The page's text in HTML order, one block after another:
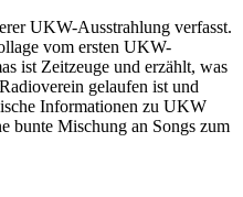
UKW-Ausstrahlung verfasst.
vom ersten UKW-
ist Zeitzeuge und erzählt, was
gelaufen ist und
Informationen zu UKW
bunte Mischung an Songs zum